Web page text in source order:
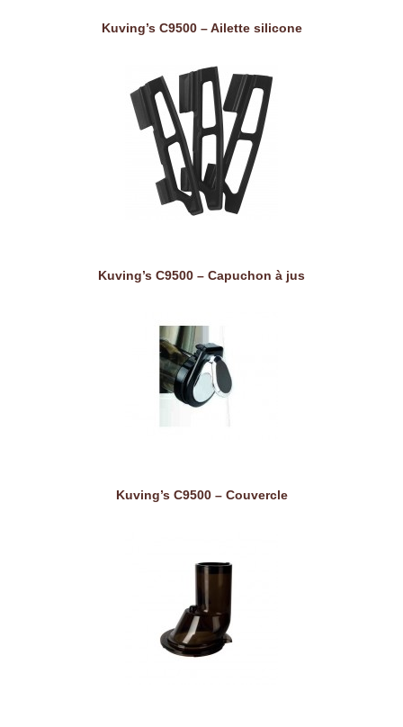
Kuving’s C9500 – Ailette silicone
Kuving’s C9500 – Capuchon à jus
Kuving’s C9500 – Couvercle